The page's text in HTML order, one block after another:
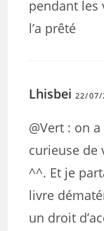
pendant les
l’a prêté
Lhisbei 22/07/
@Vert : on
curieuse de
^^. Et je
livre
un droit